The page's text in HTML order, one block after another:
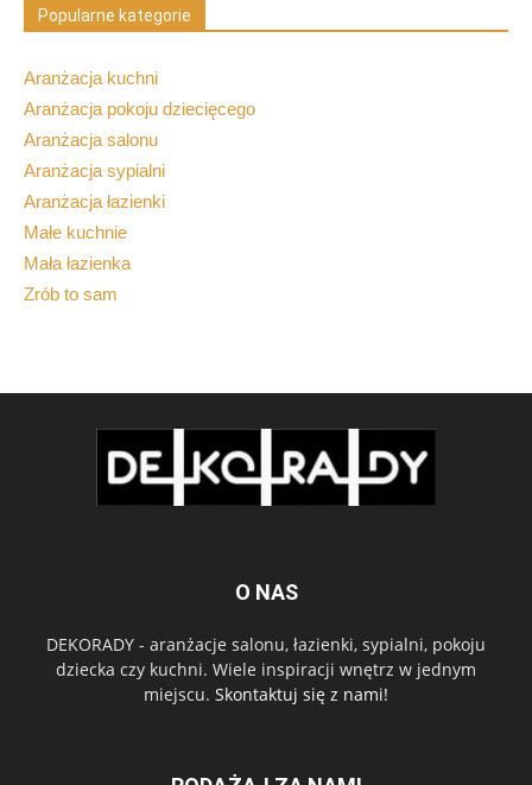
Popularne kategorie
Aranżacja kuchni
Aranżacja pokoju dziecięcego
Aranżacja salonu
Aranżacja sypialni
Aranżacja łazienki
Małe kuchnie
Mała łazienka
Zrób to sam
O NAS
DEKORADY - aranżacje salonu, łazienki, sypialni, pokoju
dziecka czy kuchni. Wiele inspiracji wnętrz w jednym
miejscu. Skontaktuj się z nami!